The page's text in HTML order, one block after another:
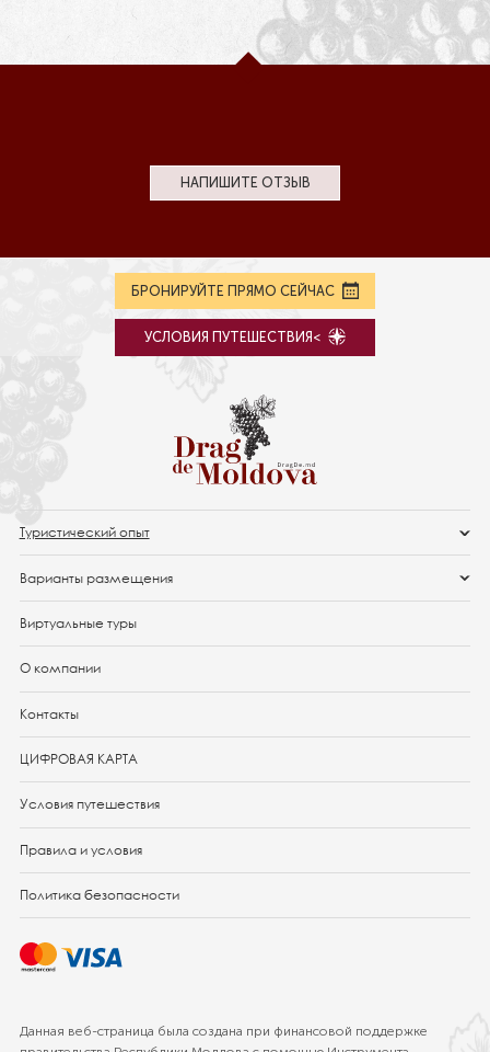
НАПИШИТЕ ОТЗЫВ
БРОНИРУЙТЕ ПРЯМО СЕЙЧАС
УСЛОВИЯ ПУТЕШЕСТВИЯ<
Туристический опыт
Варианты размещения
Виртуальные туры
О компании
Контакты
ЦИФРОВАЯ КАРТА
Условия путешествия
Правила и условия
Политика безопасности
Данная веб-страница была создана при финансовой поддержке